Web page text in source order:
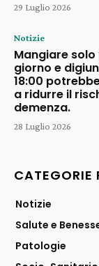
29 Luglio 2026
Notizie
Mangiare
giorno e
18:00
a ridurre il
demenza.
28 Luglio 2026
CATEGORIE
Notizie
Salute e
Patologie